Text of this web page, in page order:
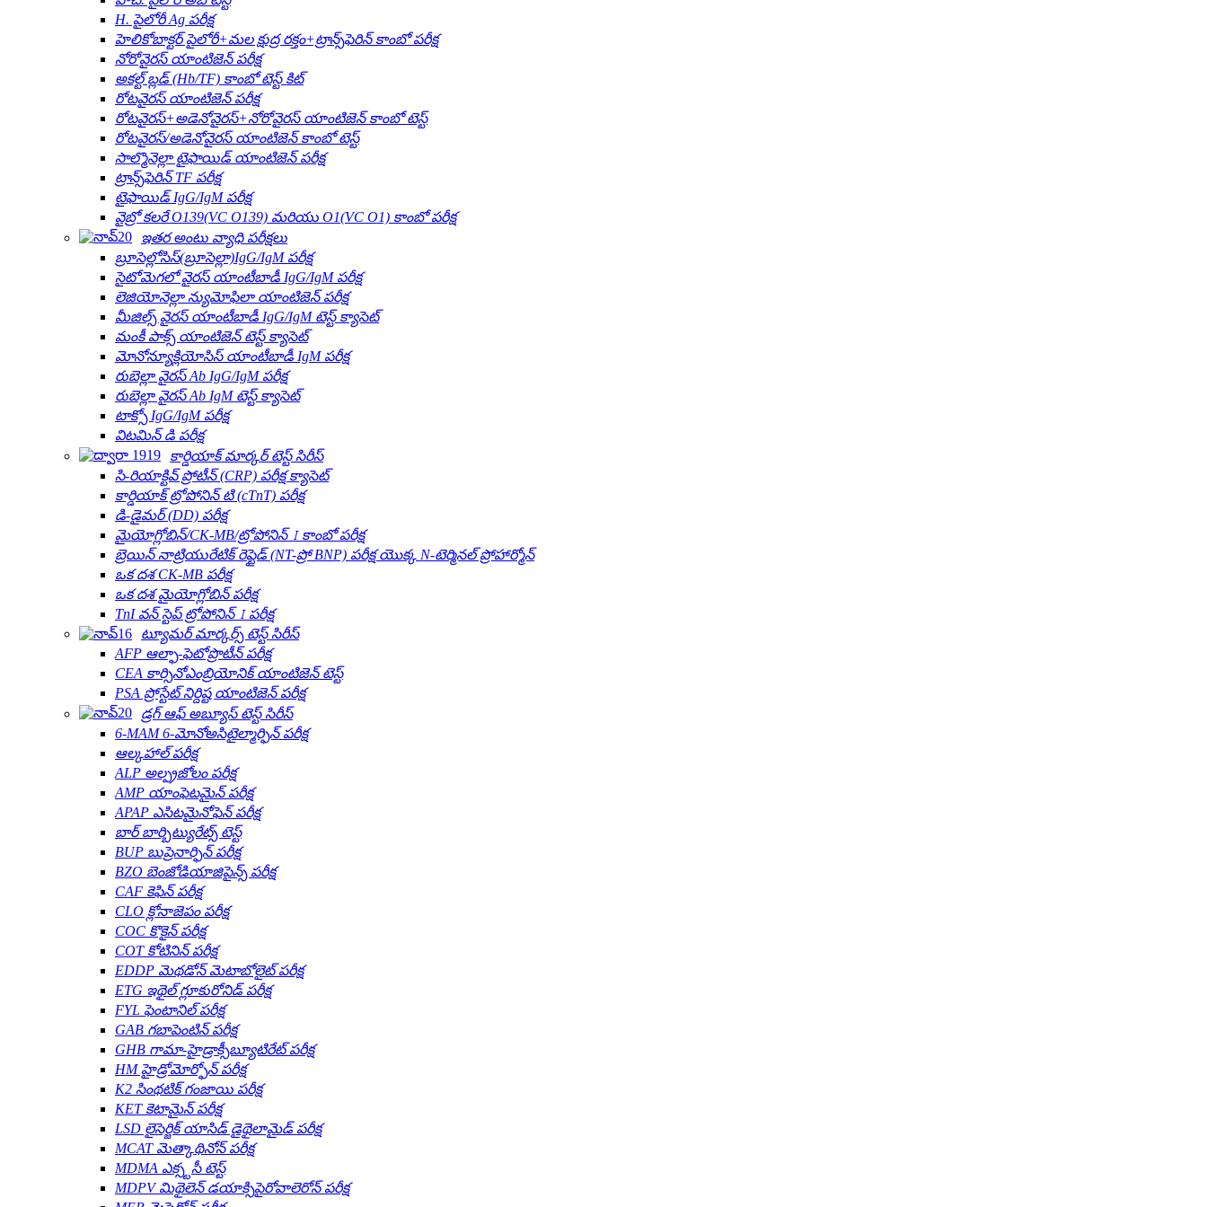
H. పైలోరీ Ag పరీక్ష
హెలికోబాక్టర్ పైలోరీ+మల క్షుద్ర రక్తం+ట్రాన్స్‌ఫెరిన్ కాంబో పరీక్ష
నోరోవైరస్ యాంటిజెన్ పరీక్ష
అకల్ట్ బ్లడ్ (Hb/TF) కాంబో టెస్ట్ కిట్
రోటవైరస్ యాంటిజెన్ పరీక్ష
రోటవైరస్+అడెనోవైరస్+నోరోవైరస్ యాంటిజెన్ కాంబో టెస్ట్
రోటవైరస్/అడెనోవైరస్ యాంటిజెన్ కాంబో టెస్ట్
సాల్మొనెల్లా టైఫాయిడ్ యాంటిజెన్ పరీక్ష
ట్రాన్స్‌ఫెరిన్ TF పరీక్ష
టైఫాయిడ్ IgG/IgM పరీక్ష
వైబ్రో కలరే O139(VC O139) మరియు O1(VC O1) కాంబో పరీక్ష
ఇతర అంటు వ్యాధి పరీక్షలు
బ్రూసెల్లోసిస్(బ్రూసెల్లా)IgG/IgM పరీక్ష
సైటోమెగలో వైరస్ యాంటీబాడీ IgG/IgM పరీక్ష
లెజియోనెల్లా న్యుమోఫిలా యాంటిజెన్ పరీక్ష
మీజిల్స్ వైరస్ యాంటీబాడీ IgG/IgM టెస్ట్ క్యాసెట్
మంకీ పాక్స్ యాంటిజెన్ టెస్ట్ క్యాసెట్
మోనోన్యూక్లియోసిస్ యాంటీబాడీ IgM పరీక్ష
రుబెల్లా వైరస్ Ab IgG/IgM పరీక్ష
రుబెల్లా వైరస్ Ab IgM టెస్ట్ క్యాసెట్
టాక్సో IgG/IgM పరీక్ష
విటమిన్ డి పరీక్ష
కార్డియాక్ మార్కర్ టెస్ట్ సిరీస్
సి-రియాక్టివ్ ప్రోటీన్ (CRP) పరీక్ష క్యాసెట్
కార్డియాక్ ట్రోపోనిన్ టి (cTnT) పరీక్ష
డి-డైమర్ (DD) పరీక్ష
మైయోగ్లోబిన్/CK-MB/ట్రోపోనిన్ Ⅰ కాంబో పరీక్ష
బ్రెయిన్ నాట్రియురేటిక్ రెప్టైడ్ (NT-ప్రో BNP) పరీక్ష యొక్క N-టెర్మినల్ ప్రోహార్మోన్
ఒక దశ CK-MB పరీక్ష
ఒక దశ మైయోగ్లోబిన్ పరీక్ష
TnI వన్ స్టెప్ ట్రోపోనిన్ Ⅰ పరీక్ష
ట్యూమర్ మార్కర్స్ టెస్ట్ సిరీస్
AFP ఆల్ఫా-ఫెటోప్రొటీన్ పరీక్ష
CEA కార్సినోఎంబ్రియోనిక్ యాంటిజెన్ టెస్ట్
PSA ప్రోస్టేట్ నిర్దిష్ట యాంటిజెన్ పరీక్ష
డ్రగ్ ఆఫ్ అబ్యూస్ టెస్ట్ సిరీస్
6-MAM 6-మోనోఅసిటైల్మార్ఫిన్ పరీక్ష
ఆల్కహాల్ పరీక్ష
ALP అల్ప్రజోలం పరీక్ష
AMP యాంఫెటమైన్ పరీక్ష
APAP ఎసిటమైనోఫెన్ పరీక్ష
బార్ బార్బిట్యురేట్స్ టెస్ట్
BUP బుప్రెనార్ఫిన్ పరీక్ష
BZO బెంజోడియాజిపైన్స్ పరీక్ష
CAF కెఫిన్ పరీక్ష
CLO క్లోనాజెపం పరీక్ష
COC కొకైన్ పరీక్ష
COT కోటినిన్ పరీక్ష
EDDP మెథడోన్ మెటాబోలైట్ పరీక్ష
ETG ఇథైల్ గ్లూకురోనిడ్ పరీక్ష
FYL ఫెంటానిల్ పరీక్ష
GAB గబాపెంటిన్ పరీక్ష
GHB గామా-హైడ్రాక్సీబ్యూటిరేట్ పరీక్ష
HM హైడ్రోమోర్ఫోన్ పరీక్ష
K2 సింథటిక్ గంజాయి పరీక్ష
KET కెటామైన్ పరీక్ష
LSD లైసెర్జిక్ యాసిడ్ డైథైలామైడ్ పరీక్ష
MCAT మెత్కాథినోన్ పరీక్ష
MDMA ఎక్స్టసీ టెస్ట్
MDPV మిథైలెన్ డయాక్సిపైరోవాలెరోన్ పరీక్ష